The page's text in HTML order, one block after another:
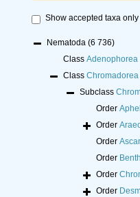
Show accepted taxa only
Nematoda (6 736)
Class Adenophorea
Class Chromadorea
Subclass
Order
Order
Order
Order
Order
Order